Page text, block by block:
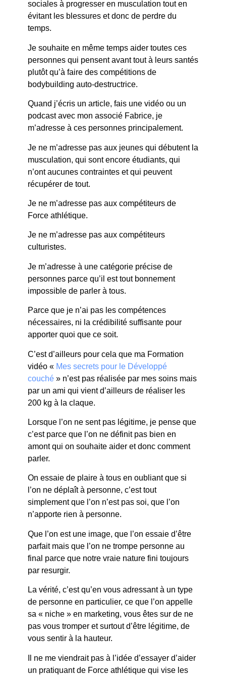
sociales à progresser en musculation tout en
évitant les blessures et donc de perdre du
temps.
Je souhaite en même temps aider toutes ces
personnes qui pensent avant tout à leurs santés
plutôt qu’à faire des compétitions de
bodybuilding auto-destructrice.
Quand j’écris un article, fais une vidéo ou un
podcast avec mon associé Fabrice, je
m’adresse à ces personnes principalement.
Je ne m’adresse pas aux jeunes qui débutent la
musculation, qui sont encore étudiants, qui
n’ont aucunes contraintes et qui peuvent
récupérer de tout.
Je ne m’adresse pas aux compétiteurs de
Force athlétique.
Je ne m’adresse pas aux compétiteurs
culturistes.
Je m’adresse à une catégorie précise de
personnes parce qu’il est tout bonnement
impossible de parler à tous.
Parce que je n’ai pas les compétences
nécessaires, ni la crédibilité suffisante pour
apporter quoi que ce soit.
C’est d’ailleurs pour cela que ma Formation
vidéo « Mes secrets pour le Développé
couché» n’est pas réalisée par mes soins mais
par un ami qui vient d’ailleurs de réaliser les
200 kg à la claque.
Lorsque l’on ne sent pas légitime, je pense que
c’est parce que l’on ne définit pas bien en
amont qui on souhaite aider et donc comment
parler.
On essaie de plaire à tous en oubliant que si
l’on ne déplaît à personne, c’est tout
simplement que l’on n’est pas soi, que l’on
n’apporte rien à personne.
Que l’on est une image, que l’on essaie d’être
parfait mais que l’on ne trompe personne au
final parce que notre vraie nature fini toujours
par resurgir.
La vérité, c’est qu’en vous adressant à un type
de personne en particulier, ce que l’on appelle
sa « niche » en marketing, vous êtes sur de ne
pas vous tromper et surtout d’être légitime, de
vous sentir à la hauteur.
Il ne me viendrait pas à l’idée d’essayer d’aider
un pratiquant de Force athlétique qui vise les